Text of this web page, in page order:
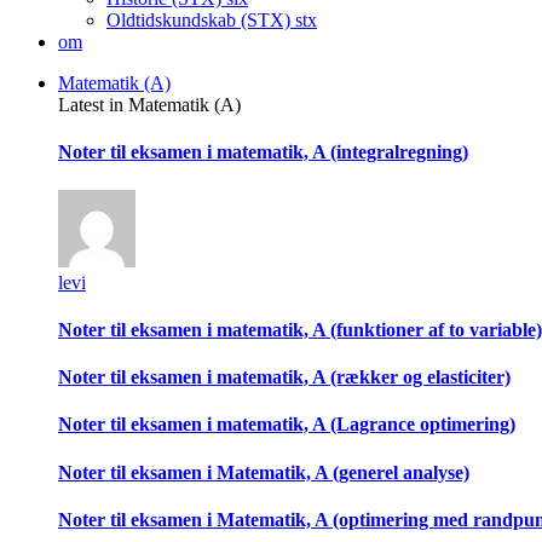
Oldtidskundskab (STX) stx
om
Matematik (A)
Latest in Matematik (A)
Noter til eksamen i matematik, A (integralregning)
levi
Noter til eksamen i matematik, A (funktioner af to variable)
Noter til eksamen i matematik, A (rækker og elasticiter)
Noter til eksamen i matematik, A (Lagrance optimering)
Noter til eksamen i Matematik, A (generel analyse)
Noter til eksamen i Matematik, A (optimering med